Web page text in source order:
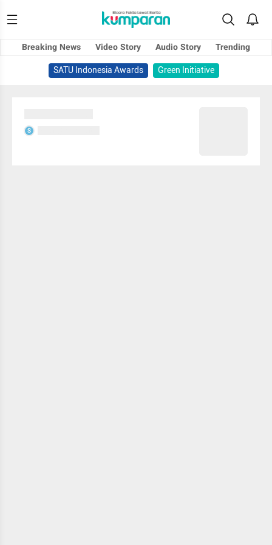
Breaking News Video Story Audio Story
Trending
SATU Indonesia Awards
Green Initiative
S